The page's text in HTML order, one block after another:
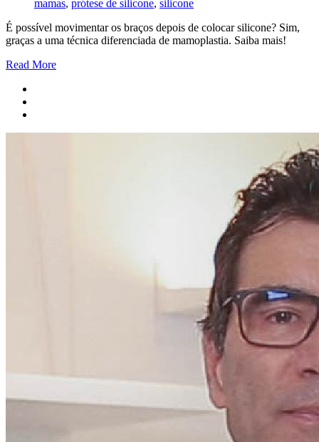
mamas, prótese de silicone, silicone
É possível movimentar os braços depois de colocar silicone? Sim,
graças a uma técnica diferenciada de mamoplastia. Saiba mais!
Read More